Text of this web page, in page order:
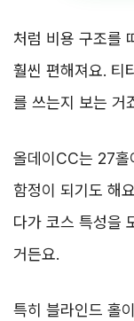
처럼 비용 구조를
훨씬 편해져요. 티
를 쓰는지 보는 거
올데이CC는 27홀
함정이 되기도 해
다가 코스 특성을
거든요.
특히 블라인드 홀